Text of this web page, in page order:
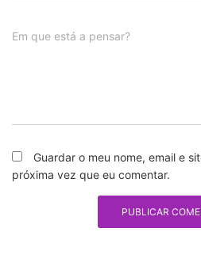
Em que está a pensar?
Guardar o meu nome, email e
próxima vez que eu comentar.